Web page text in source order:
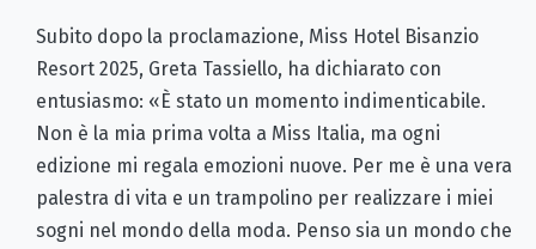
Subito dopo la proclamazione, Miss Hotel Bisanzio
Resort 2025, Greta Tassiello, ha dichiarato con
entusiasmo: «È stato un momento indimenticabile.
Non è la mia prima volta a Miss Italia, ma ogni
edizione mi regala emozioni nuove. Per me è una vera
palestra di vita e un trampolino per realizzare i miei
sogni nel mondo della moda. Penso sia un mondo che